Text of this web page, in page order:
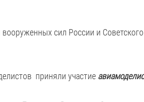
вооруженных сил России и
приняли участие